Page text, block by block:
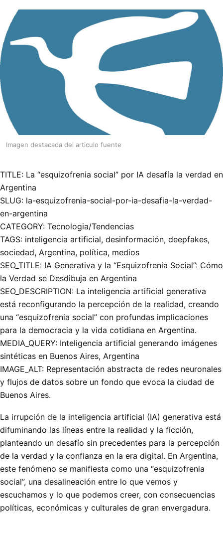
Imagen destacada del articulo fuente
TITLE: La “esquizofrenia social” por IA desafía la verdad en
Argentina
SLUG: la-esquizofrenia-social-por-ia-desafia-la-verdad-
en-argentina
CATEGORY: Tecnologia/Tendencias
TAGS: inteligencia artificial, desinformación, deepfakes,
sociedad, Argentina, política, medios
SEO_TITLE: IA Generativa y la “Esquizofrenia Social”: Cómo
la Verdad se Desdibuja en Argentina
SEO_DESCRIPTION: La inteligencia artificial generativa
está reconfigurando la percepción de la realidad, creando
una “esquizofrenia social” con profundas implicaciones
para la democracia y la vida cotidiana en Argentina.
MEDIA_QUERY: Inteligencia artificial generando imágenes
sintéticas en Buenos Aires, Argentina
IMAGE_ALT: Representación abstracta de redes neuronales
y flujos de datos sobre un fondo que evoca la ciudad de
Buenos Aires.
La irrupción de la inteligencia artificial (IA) generativa está
difuminando las líneas entre la realidad y la ficción,
planteando un desafío sin precedentes para la percepción
de la verdad y la confianza en la era digital. En Argentina,
este fenómeno se manifiesta como una “esquizofrenia
social”, una desalineación entre lo que vemos y
escuchamos y lo que podemos creer, con consecuencias
políticas, económicas y culturales de gran envergadura.